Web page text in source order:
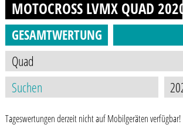
MOTOCROSS LVMX QUAD 2020
GESAMTWERTUNG
Tageswertungen derzeit nicht auf Mobilgeräten verfügbar!